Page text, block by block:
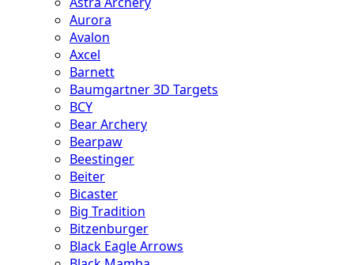
Aurora
Avalon
Axcel
Barnett
Baumgartner 3D Targets
BCY
Bear Archery
Bearpaw
Beestinger
Beiter
Bicaster
Big Tradition
Bitzenburger
Black Eagle Arrows